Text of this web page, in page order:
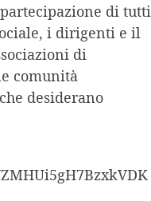
di tutti
i dirigenti e il
di
comunità
desiderano